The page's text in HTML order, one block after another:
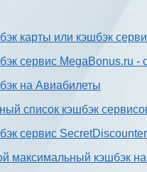
карты или кэшбэк
сервис MegaBonus.ru -
на Авиабилеты
список кэшбэк
сервис
максимальный кэшбэк